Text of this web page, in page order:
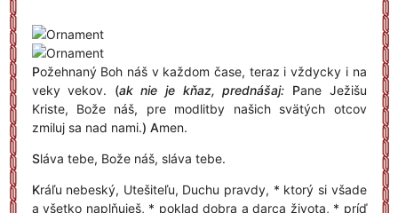
Požehnaný Boh náš v každom čase, teraz i vždycky i na
veky vekov. (ak nie je kňaz, prednášaj: Pane Ježišu
Kriste, Bože náš, pre modlitby našich svätých otcov
zmiluj sa nad nami.) Amen.
Sláva tebe, Bože náš, sláva tebe.
Kráľu nebeský, Utešiteľu, Duchu pravdy, * ktorý si všade
a všetko naplňuješ, * poklad dobra a darca života, * príď